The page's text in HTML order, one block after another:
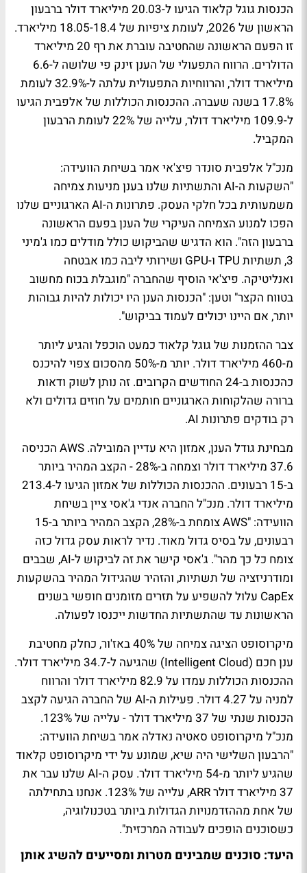
הכנסות גוגל קלאוד הגיעו ל-20.03 מיליארד דולר ברבעון
הראשון של 2026, לעומת ציפיות של 18.05-18.4 מיליארד.
זו הפעם הראשונה שהחטיבה עוברת את רף 20 מיליארד
הדולרים. הרווח התפעולי של הענן זינק פי שלושה ל-6.6
מיליארד דולר, והרווחיות התפעולית עלתה ל-32.9% לעומת
17.8% בשנה שעברה. ההכנסות הכוללות של אלפבית הגיעו
ל-109.9 מיליארד דולר, עלייה של 22% לעומת הרבעון
המקביל.
מנכ"ל אלפבית סונדר פיצ'אי אמר בשיחת הוועידה:
"השקעות ה-AI והתשתיות שלנו בענן מניעות צמיחה
משמעותית בכל חלקי העסק. פתרונות ה-AI הארגוניים שלנו
הפכו למנוע הצמיחה העיקרי של הענן בפעם הראשונה
ברבעון הזה". הוא הדגיש שהביקוש כולל מודלים כמו ג'מיני
3, תשתיות TPU ו-GPU ושירותי ליבה כמו אבטחה
ואנליטיקה. פיצ'אי הוסיף שהחברה "מוגבלת בכוח מחשוב
בטווח הקצר" וטען: "הכנסות הענן היו יכולות להיות גבוהות
יותר, אם היינו יכולים לעמוד בביקוש".
צבר ההזמנות של גוגל קלאוד כמעט הוכפל והגיע ליותר
מ-460 מיליארד דולר. יותר מ-50% מהסכום צפוי להיכנס
כהכנסות ב-24 החודשים הקרובים. זה נותן לשוק ודאות
ברורה שהלקוחות הארגוניים חותמים על חוזים גדולים ולא
רק בודקים פתרונות AI.
מבחינת גודל הענן, אמזון היא עדיין המובילה. AWS הכניסה
37.6 מיליארד דולר וצמחה ב-28% - הקצב המהיר ביותר
ב-15 רבעונים. ההכנסות הכוללות של אמזון הגיעו ל-213.4
מיליארד דולר. מנכ"ל החברה אנדי ג'אסי ציין בשיחת
הוועידה: "AWS צומחת ב-28%, הקצב המהיר ביותר ב-15
רבעונים, על בסיס גדול מאוד. נדיר לראות עסק גדול כזה
צומח כל כך מהר". ג'אסי קישר את זה לביקוש ל-AI, שבבים
ומודרניזציה של תשתיות, והזהיר שהגידול המהיר בהשקעות
CapEx עלול להשפיע על תזרים מזומנים חופשי בשנים
הראשונות עד שהתשתיות החדשות ייכנסו לפעולה.
מיקרוסופט הציגה צמיחה של 40% באז'ור, כחלק מחטיבת
ענן חכם (Intelligent Cloud) שהגיעה ל-34.7 מיליארד דולר.
ההכנסות הכוללות עמדו על 82.9 מיליארד דולר והרווח
למניה על 4.27 דולר. פעילות ה-AI של החברה הגיעה לקצב
הכנסות שנתי של 37 מיליארד דולר - עלייה של 123%.
מנכ"ל מיקרוסופט סאטיה נאדלה אמר בשיחת הוועידה:
"הרבעון השלישי היה שיא, שמונע על ידי מיקרוסופט קלאוד
שהגיע ליותר מ-54 מיליארד דולר. עסק ה-AI שלנו עבר את
37 מיליארד דולר ARR, עלייה של 123%. אנחנו בתחילתה
של אחת מההזדמנויות הגדולות ביותר בטכנולוגיה,
כשסוכנים הופכים לעבודה המרכזית".
היעד: סוכנים שמבינים מטרות ומסייעים להשיג אותן